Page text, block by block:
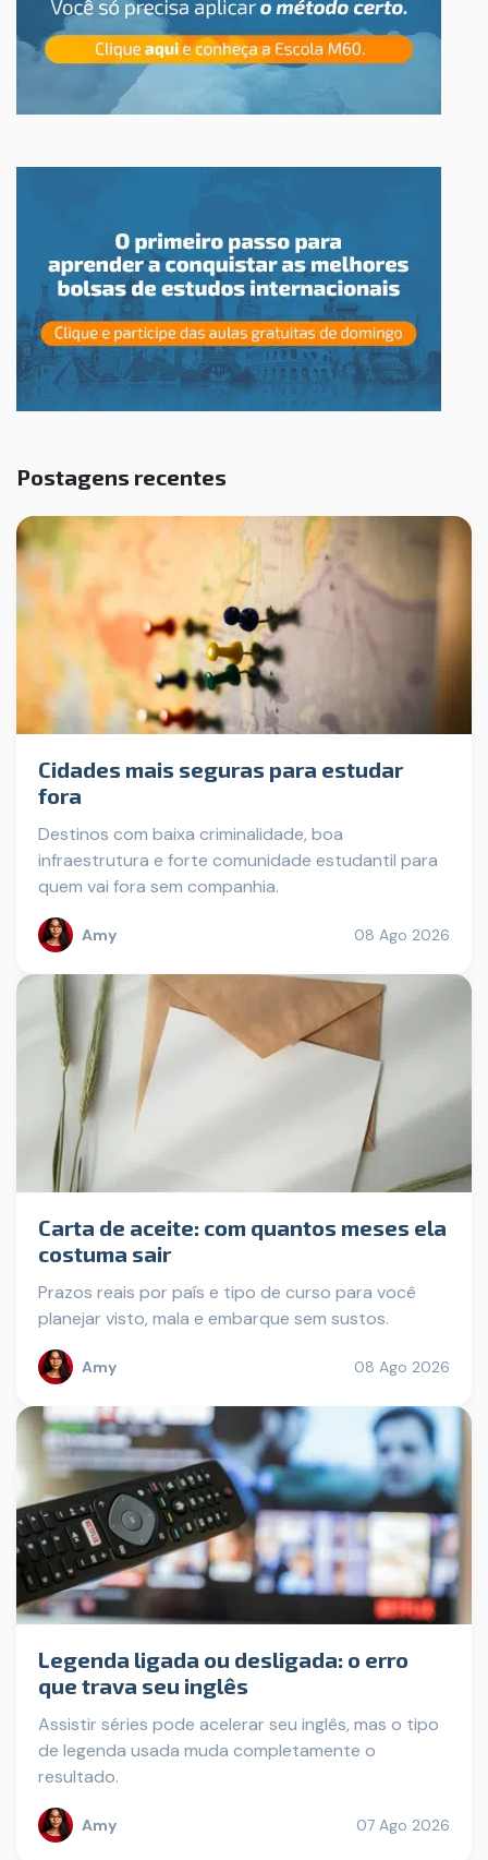
Postagens recentes
Cidades mais seguras para estudar
fora
Destinos com baixa criminalidade, boa
infraestrutura e forte comunidade estudantil para
quem vai fora sem companhia.
Amy 08 Ago 2026
Carta de aceite: com quantos meses ela
costuma sair
Prazos reais por país e tipo de curso para você
planejar visto, mala e embarque sem sustos.
Amy 08 Ago 2026
Legenda ligada ou desligada: o erro
que trava seu inglês
Assistir séries pode acelerar seu inglês, mas o tipo
de legenda usada muda completamente o
resultado.
Amy 07 Ago 2026